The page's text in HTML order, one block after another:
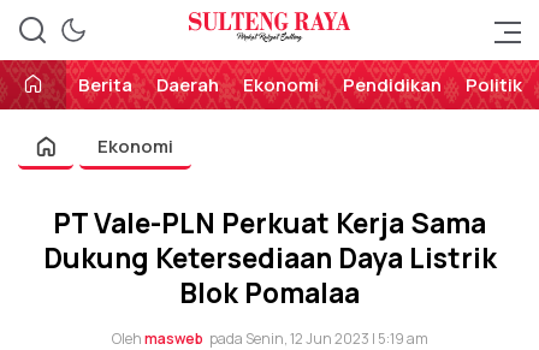
Sulteng Raya
Perekat Rakyat Sulteng
Berita
Daerah Ekonomi Pendidikan Politik
Ekonomi
PT Vale-PLN Perkuat Kerja Sama
Dukung Ketersediaan Daya Listrik
Blok Pomalaa
Olehmasweb pada Senin, 12 Jun 2023 | 5:19 am